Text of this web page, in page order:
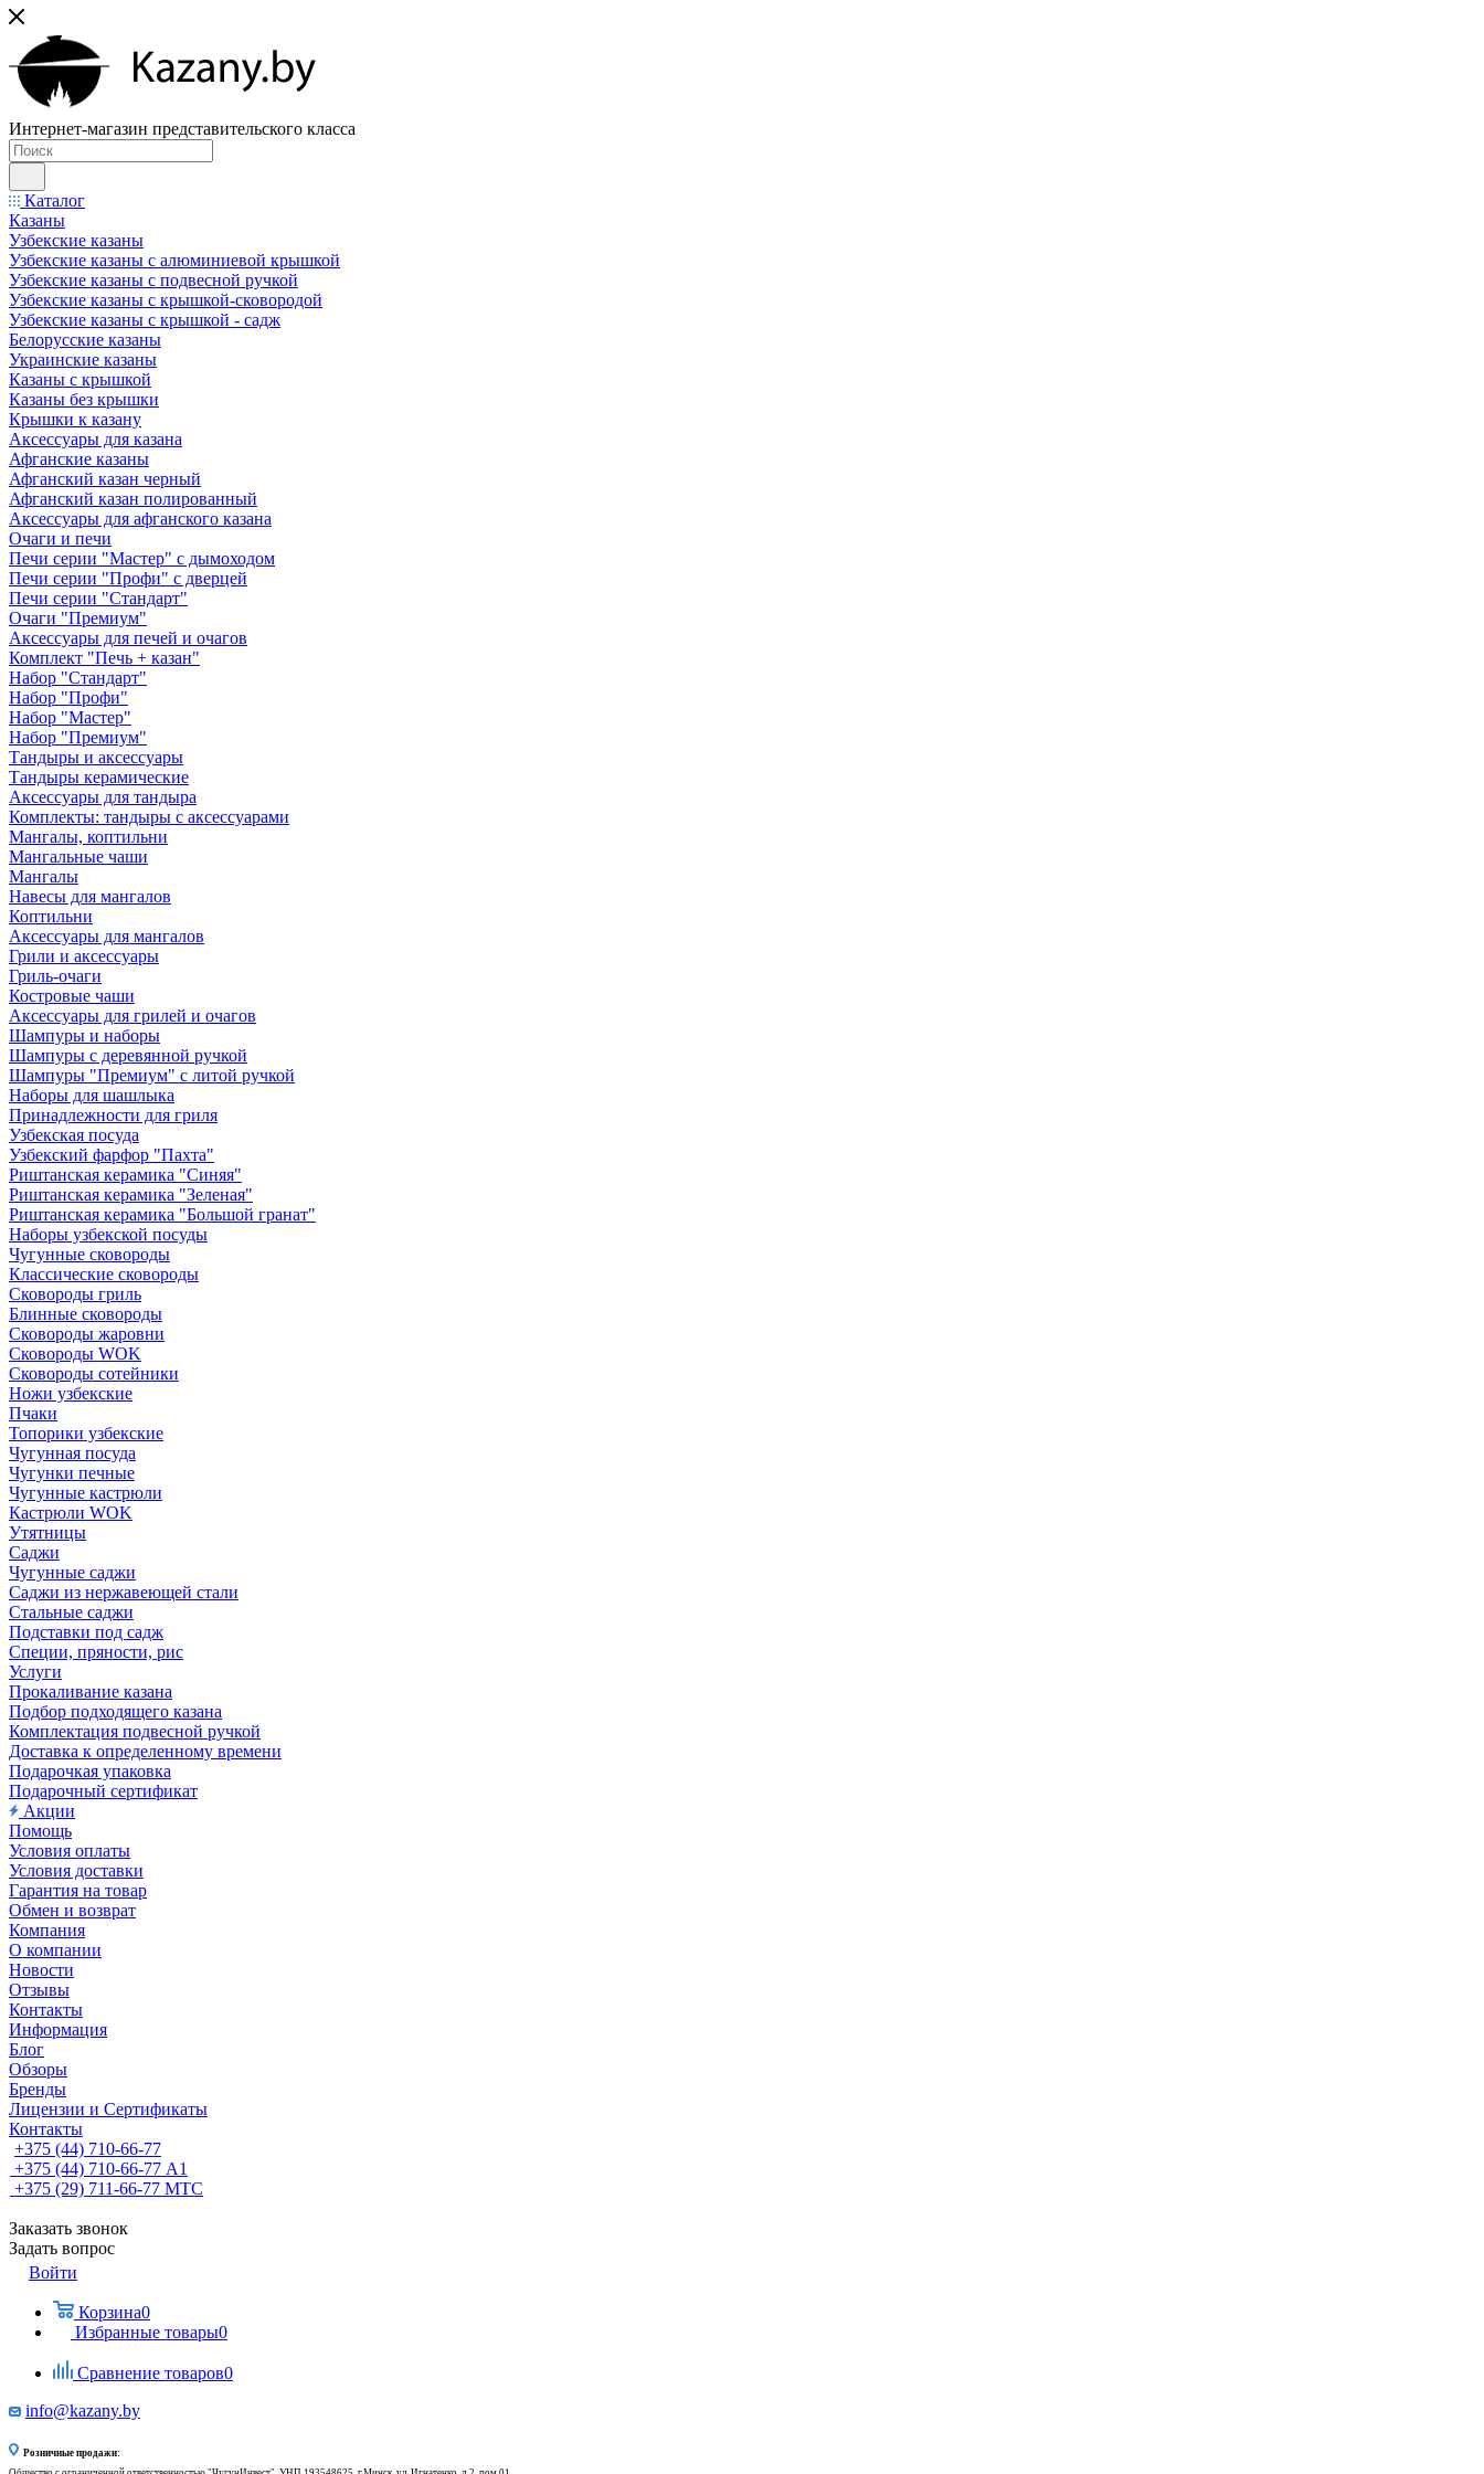
Интернет-магазин представительского класса
Каталог
Казаны
Узбекские казаны
Узбекские казаны с алюминиевой крышкой
Узбекские казаны с подвесной ручкой
Узбекские казаны с крышкой-сковородой
Узбекские казаны с крышкой - садж
Белорусские казаны
Украинские казаны
Казаны с крышкой
Казаны без крышки
Крышки к казану
Аксессуары для казана
Афганские казаны
Афганский казан черный
Афганский казан полированный
Аксессуары для афганского казана
Очаги и печи
Печи серии "Мастер" с дымоходом
Печи серии "Профи" с дверцей
Печи серии "Стандарт"
Очаги "Премиум"
Аксессуары для печей и очагов
Комплект "Печь + казан"
Набор "Стандарт"
Набор "Профи"
Набор "Мастер"
Набор "Премиум"
Тандыры и аксессуары
Тандыры керамические
Аксессуары для тандыра
Комплекты: тандыры с аксессуарами
Мангалы, коптильни
Мангальные чаши
Мангалы
Навесы для мангалов
Коптильни
Аксессуары для мангалов
Грили и аксессуары
Гриль-очаги
Костровые чаши
Аксессуары для грилей и очагов
Шампуры и наборы
Шампуры с деревянной ручкой
Шампуры "Премиум" с литой ручкой
Наборы для шашлыка
Принадлежности для гриля
Узбекская посуда
Узбекский фарфор "Пахта"
Риштанская керамика "Синяя"
Риштанская керамика "Зеленая"
Риштанская керамика "Большой гранат"
Наборы узбекской посуды
Чугунные сковороды
Классические сковороды
Сковороды гриль
Блинные сковороды
Сковороды жаровни
Сковороды WOK
Сковороды сотейники
Ножи узбекские
Пчаки
Топорики узбекские
Чугунная посуда
Чугунки печные
Чугунные кастрюли
Кастрюли WOK
Утятницы
Саджи
Чугунные саджи
Саджи из нержавеющей стали
Стальные саджи
Подставки под садж
Специи, пряности, рис
Услуги
Прокаливание казана
Подбор подходящего казана
Комплектация подвесной ручкой
Доставка к определенному времени
Подарочкая упаковка
Подарочный сертификат
Акции
Помощь
Условия оплаты
Условия доставки
Гарантия на товар
Обмен и возврат
Компания
О компании
Новости
Отзывы
Контакты
Информация
Блог
Обзоры
Бренды
Лицензии и Сертификаты
Контакты
+375 (44) 710-66-77
+375 (44) 710-66-77 А1
+375 (29) 711-66-77 МТС
Заказать звонок
Задать вопрос
Войти
Корзина0
Избранные товары0
Сравнение товаров0
info@kazany.by
Розничные продажи: